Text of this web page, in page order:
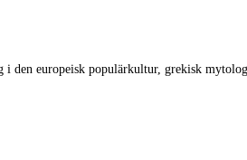
i den europeisk populärkultur, grekisk